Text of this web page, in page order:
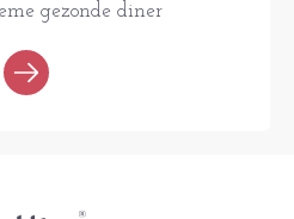
gezonde diner